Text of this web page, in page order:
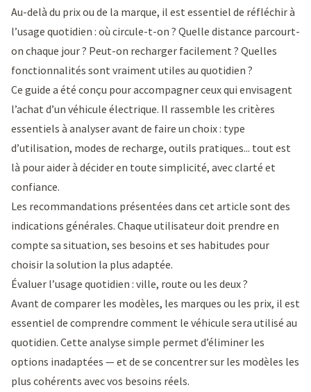
Au-delà du prix ou de la marque, il est essentiel de réfléchir à
l’usage quotidien : où circule-t-on ? Quelle distance parcourt-
on chaque jour ? Peut-on recharger facilement ? Quelles
fonctionnalités sont vraiment utiles au quotidien ?
Ce guide a été conçu pour accompagner ceux qui envisagent
l’achat d’un véhicule électrique. Il rassemble les critères
essentiels à analyser avant de faire un choix : type
d’utilisation, modes de recharge, outils pratiques... tout est
là pour aider à décider en toute simplicité, avec clarté et
confiance.
Les recommandations présentées dans cet article sont des
indications générales. Chaque utilisateur doit prendre en
compte sa situation, ses besoins et ses habitudes pour
choisir la solution la plus adaptée.
Évaluer l’usage quotidien : ville, route ou les deux ?
Avant de comparer les modèles, les marques ou les prix, il est
essentiel de comprendre comment le véhicule sera utilisé au
quotidien. Cette analyse simple permet d’éliminer les
options inadaptées — et de se concentrer sur les modèles les
plus cohérents avec vos besoins réels.